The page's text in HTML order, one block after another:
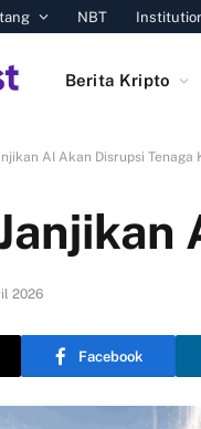
NBT
Berita Kripto
AI Akan Disrupsi Tenaga
2026
Facebook